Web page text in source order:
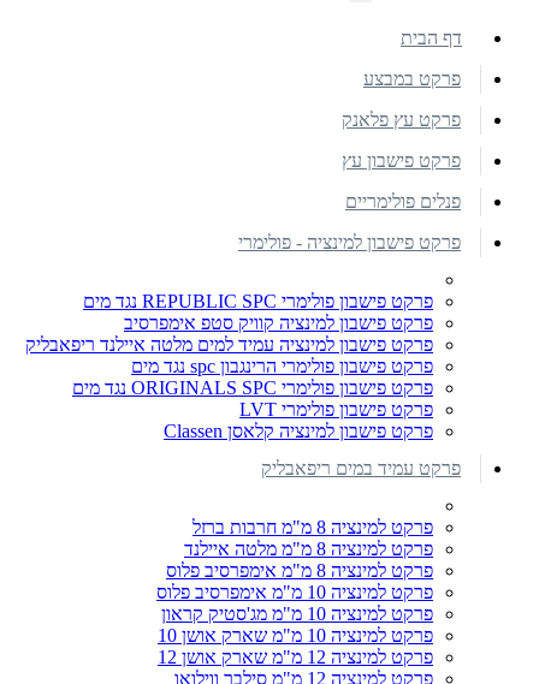
דף הבית
פרקט במבצע
פרקט עץ פלאנק
פרקט פישבון עץ
פנלים פולימריים
פרקט פישבון למינציה - פולימרי
פרקט פישבון פולימרי REPUBLIC SPC נגד מים
פרקט פישבון למינציה קוויק סטפ אימפרסיב
פרקט פישבון למינציה עמיד למים מלטה איילנד ריפאבליק
פרקט פישבון פולימרי הרינגבון spc נגד מים
פרקט פישבון פולימרי ORIGINALS SPC נגד מים
פרקט פישבון פולימרי LVT
פרקט פישבון למינציה קלאסן Classen
פרקט עמיד במים ריפאבליק
פרקט למינציה 8 מ"מ חרבות ברזל
פרקט למינציה 8 מ"מ מלטה איילנד
פרקט למינציה 8 מ"מ אימפרסיב פלוס
פרקט למינציה 10 מ"מ אימפרסיב פלוס
פרקט למינציה 10 מ"מ מג'סטיק קראון
פרקט למינציה 10 מ"מ שארק אושן 10
פרקט למינציה 12 מ"מ שארק אושן 12
פרקט למינציה 12 מ"מ סילבר ווילואו